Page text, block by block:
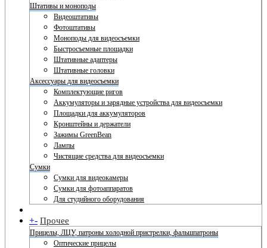
Штативы и моноподы
Видеоштативы
Фотоштативы
Моноподы для видеосъемки
Быстросъемные площадки
Штативные адаптеры
Штативные головки
Аксессуары для видеосъемки
Комплектующие ригов
Аккумуляторы и зарядные устройства для видеосъемки
Площадки для аккумуляторов
Кронштейны и держатели
Зажимы GreenBean
Лампы
Чистящие средства для видеосъемки
Сумки
Сумки для видеокамеры
Сумки для фотоаппаратов
Для студийного оборудования
+- Прочее
Прицелы, ЛЦУ, патроны холодной пристрелки, фальшпатроны
Оптические прицелы